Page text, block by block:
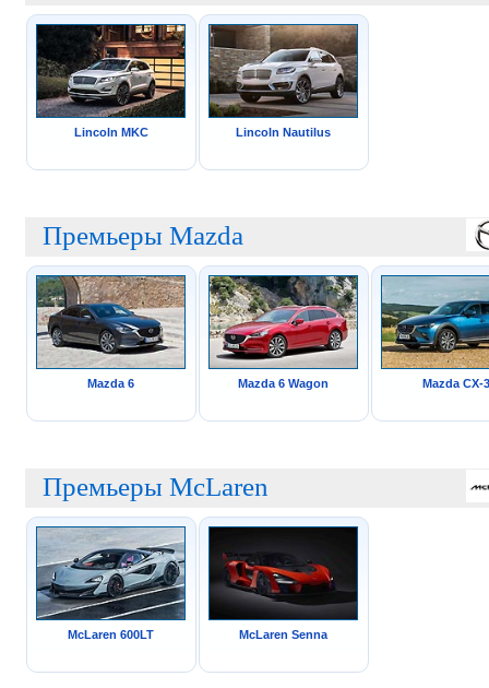
Lincoln MKC Lincoln Nautilus
Премьеры Mazda
Mazda 6 Mazda 6 Wagon Mazda CX-3
Премьеры McLaren
McLaren 600LT McLaren Senna